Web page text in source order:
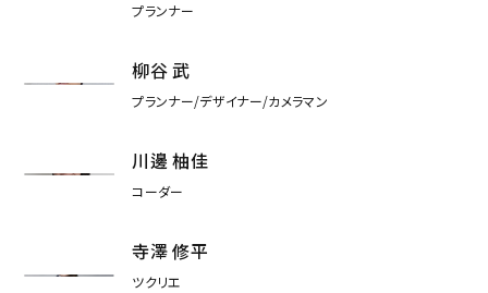
プランナー
柳谷 武
プランナー/デザイナー/カメラマン
川邊 柚佳
コーダー
寺澤 修平
ツクリエ